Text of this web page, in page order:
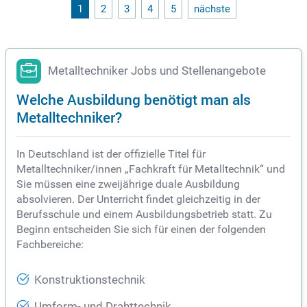
b. Voraussetzungen sind eine abgeschlossene Ausbildung u
nd Kenntnisse in gängigen Steuerungen wie Siemens Sinum
1 2 3 4 5 nächste
Metalltechniker Jobs und Stellenangebote
Welche Ausbildung benötigt man als
Metalltechniker?
In Deutschland ist der offizielle Titel für
Metalltechniker/innen „Fachkraft für Metalltechnik“ und
Sie müssen eine zweijährige duale Ausbildung
absolvieren. Der Unterricht findet gleichzeitig in der
Berufsschule und einem Ausbildungsbetrieb statt. Zu
Beginn entscheiden Sie sich für einen der folgenden
Fachbereiche:
Konstruktionstechnik